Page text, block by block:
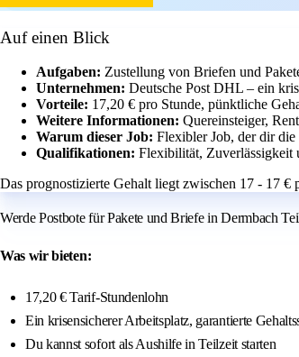
Auf einen Blick
Aufgaben: Zustellung von Briefen und
Unternehmen: Deutsche Post DHL – ein
Vorteile: 17,20 € pro Stunde, pünktliche
Weitere Informationen: Quereinsteiger,
Warum dieser Job: Flexibler Job, der dir
Qualifikationen: Flexibilität, Zuverlässigkeit
Das prognostizierte Gehalt liegt zwischen 17 - 17 €
Werde Postbote für Pakete und Briefe in Dermbach
Was wir bieten:
17,20 € Tarif-Stundenlohn
Ein krisensicherer Arbeitsplatz, garantierte
Du kannst sofort als Aushilfe in Teilzeit starten